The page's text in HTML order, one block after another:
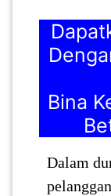
Bina
Dalam
HARTA
LAIN-